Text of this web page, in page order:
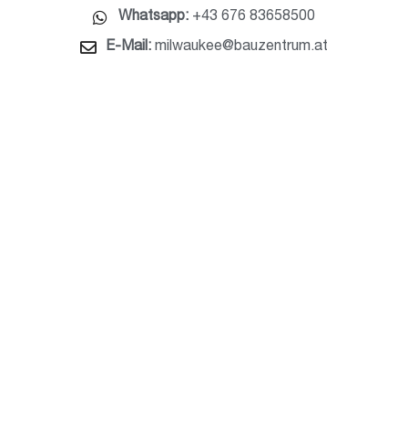
Whatsapp:+43 676 83658500
E-Mail:milwaukee@bauzentrum.at